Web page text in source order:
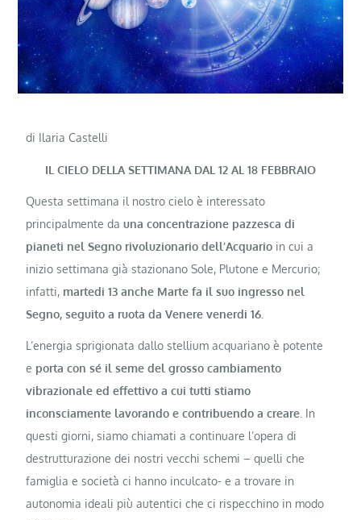
di Ilaria Castelli
IL CIELO DELLA SETTIMANA DAL 12 AL 18 FEBBRAIO
Questa settimana il nostro cielo è interessato
principalmente dauna concentrazione pazzesca di
pianeti nel Segno rivoluzionario dell’Acquario in cui a
inizio settimana già stazionano Sole, Plutone e Mercurio;
infatti, martedi 13 anche Marte fa il suo ingresso nel
Segno, seguito a ruota da Venere venerdi 16.
L’energia sprigionata dallo stellium acquariano è potente
e porta con sé il seme del grosso cambiamento
vibrazionale ed effettivo a cui tutti stiamo
inconsciamente lavorando e contribuendo a creare . In
questi giorni, siamo chiamati a continuare l’opera di
destrutturazione dei nostri vecchi schemi – quelli che
famiglia e società ci hanno inculcato- e a trovare in
autonomia ideali più autentici che ci rispecchino in modo